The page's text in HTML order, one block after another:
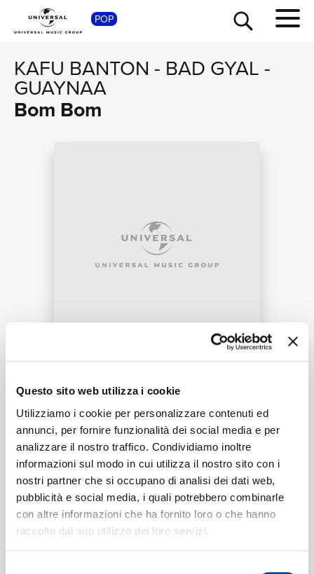
Questo sito web utilizza i cookie
Utilizziamo i cookie per personalizzare contenuti ed
annunci, per fornire funzionalità dei social media e per
analizzare il nostro traffico. Condividiamo inoltre
informazioni sul modo in cui utilizza il nostro sito con i
nostri partner che si occupano di analisi dei dati web,
pubblicità e social media, i quali potrebbero combinarle
con altre informazioni che ha fornito loro o che hanno
raccolto dal suo utilizzo dei loro servizi.
POP
KAFU BANTON - BAD GYAL -
GUAYNAA
Bom Bom
Tracklist:
1 Bom Bom 03:23
Formati disponibili:
SHOP
TOUR
NEWS
RICERCA
CHI SIAMO
CONTATTI
NEWSLETTER